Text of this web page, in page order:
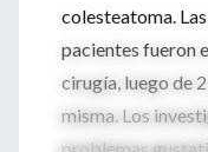
colesteatoma.
pacientes fueron
cirugía, luego de
misma. Los